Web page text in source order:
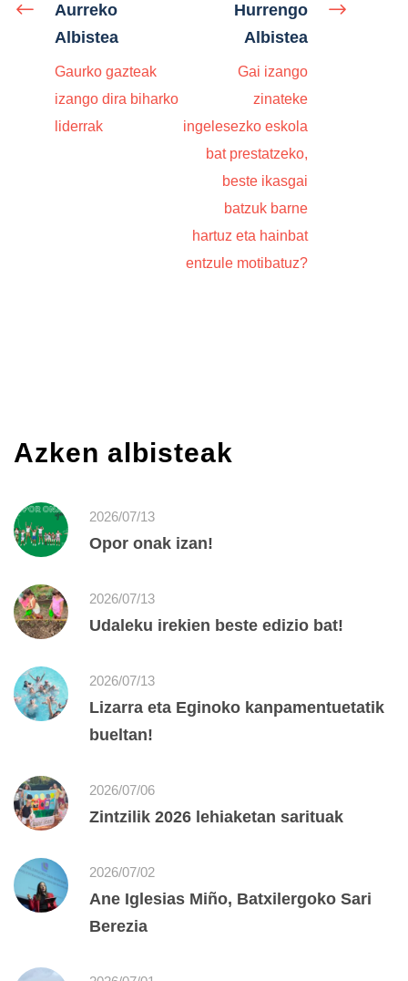
Aurreko
Albistea
Gaurko gazteak
izango dira biharko
liderrak
Hurrengo
Albistea
Gai izango
zinateke
ingelesezko eskola
bat prestatzeko,
beste ikasgai
batzuk barne
hartuz eta hainbat
entzule motibatuz?
Azken albisteak
2026/07/13
Opor onak izan!
2026/07/13
Udaleku irekien beste edizio bat!
2026/07/13
Lizarra eta Eginoko kanpamentuetatik
bueltan!
2026/07/06
Zintzilik 2026 lehiaketan sarituak
2026/07/02
Ane Iglesias Miño, Batxilergoko Sari
Berezia